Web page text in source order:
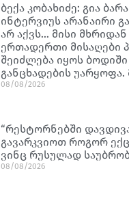
ბექა კობახიძე: გია
ინტერვიუს არანაირი
არ აქვს… მისი მხრიდან
ერთადერთი მისაღები
შეიძლება იყოს
განცხადების უარყოფა.
08/08/2026
“რესტორნებში
გავარკვიოთ როგორ
ვინც რუსულად
08/08/2026